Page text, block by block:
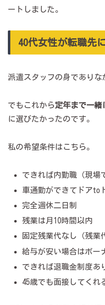
ートしました。
40代女性が転職先
派遣スタッフの身でありな
でもこれから定年まで一緒
に選びたかったのです。
私の希望条件はこちら。
できれば内勤職（現場
車通勤ができてドアto
完全週休二日制
残業は月10時間以内
固定残業代なし（残業
給与が安い場合はボー
できれば退職金制度あ
45歳でも面接してくれ